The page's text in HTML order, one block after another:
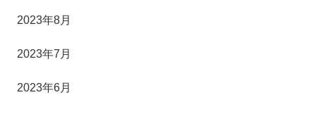
2023年8月
2023年7月
2023年6月